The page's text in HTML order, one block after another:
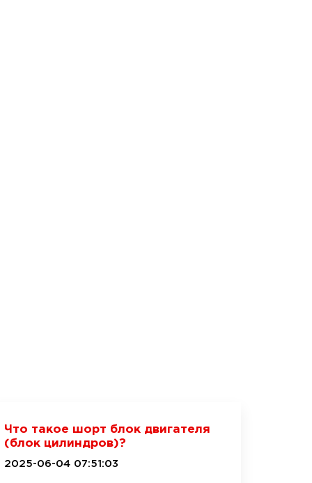
Что такое шорт блок двигателя
(блок цилиндров)?
2025-06-04 07:51:03